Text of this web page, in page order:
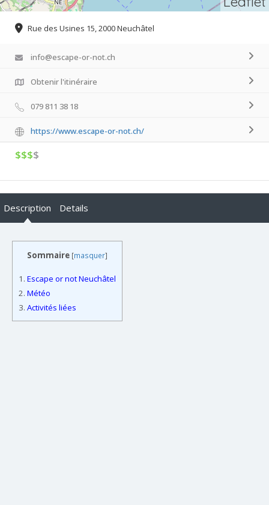
Rue des Usines 15, 2000 Neuchâtel
info@escape-or-not.ch
Obtenir l'itinéraire
079 811 38 18
https://www.escape-or-not.ch/
$$$$
Description Details
Sommaire [masquer]
1. Escape or not Neuchâtel
2. Météo
3. Activités liées